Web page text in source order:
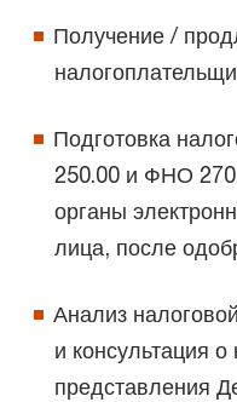
Получение /
Подготовка
250.00 и ФНО
органы
лица, после
Анализ
и консультация
представления